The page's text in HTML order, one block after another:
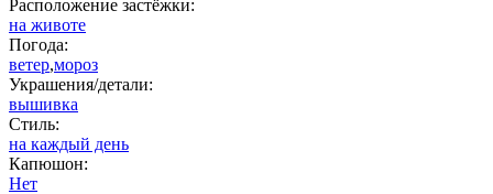
Расположение застёжки:
на животе
Погода:
ветер,мороз
Украшения/детали:
вышивка
Стиль:
на каждый день
Капюшон:
Нет